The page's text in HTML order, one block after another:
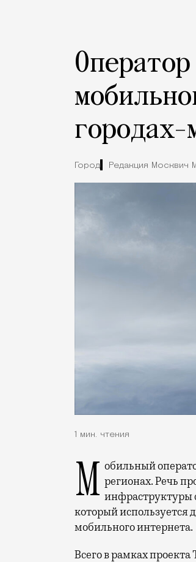
Город Редакция Москвич
1 мин. чтения
Мобильный оператор Т2 завершил работы по увеличению скорости интернета в регионах. Речь
инфраструктуры
который используется
мобильного интернета.
Всего в рамках